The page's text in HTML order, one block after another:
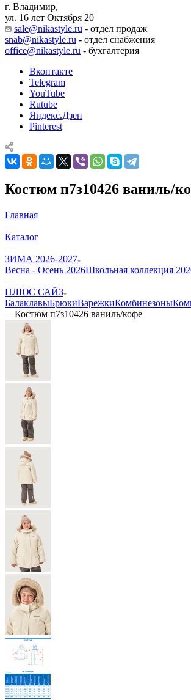
г. Владимир,
ул. 16 лет Октября 20
sale@nikastyle.ru - отдел продаж
snab@nikastyle.ru - отдел снабжения
office@nikastyle.ru - бухгалтерия
Вконтакте
Telegram
YouTube
Rutube
Яндекс.Дзен
Pinterest
Костюм п7з10426 ваниль/
Главная
—
Каталог
—
ЗИМА 2026-2027
Весна - Осень 2026Школьная коллекция
—
ПЛЮС САЙЗ
БалаклавыБрюкиВарежкиКомбинезоны
—Костюм п7з10426 ваниль/кофе